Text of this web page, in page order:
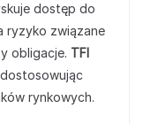
dostęp do
ryzyko związane
obligacje. TFI
rynkowych.